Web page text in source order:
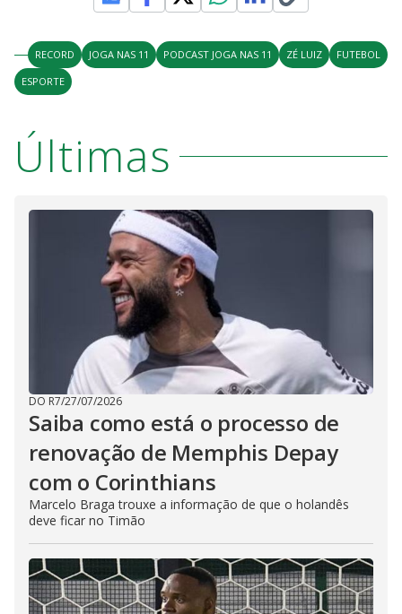
RECORD JOGA NAS 11 PODCAST JOGA NAS 11 ZÉ LUIZ
FUTEBOL
ESPORTE
Últimas
DO R7/27/07/2026
Saiba como está o processo de
renovação de Memphis Depay
com o Corinthians
Marcelo Braga trouxe a informação de que o holandês
deve ficar no Timão